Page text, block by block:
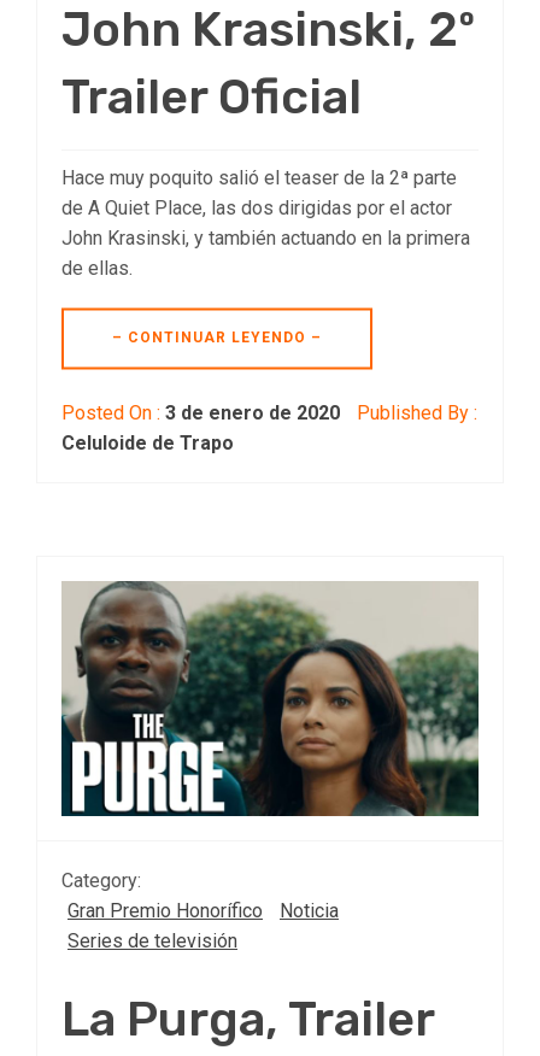
John Krasinski, 2º
Trailer Oficial
Hace muy poquito salió el teaser de la 2ª parte
de A Quiet Place, las dos dirigidas por el actor
John Krasinski, y también actuando en la primera
de ellas.
– CONTINUAR LEYENDO –
Posted On : 3 de enero de 2020
Published By :
Celuloide de Trapo
Category:
Gran Premio Honorífico
Noticia
Series de televisión
La Purga, Trailer